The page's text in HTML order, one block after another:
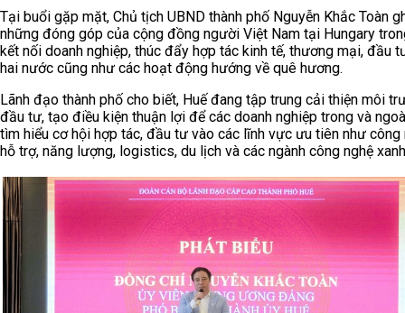
Tại buổi gặp mặt, Chủ tịch UBND thành phố Nguyễn Khắc Toàn
những đóng góp của cộng đồng người Việt Nam tại Hungary
kết nối doanh nghiệp, thúc đẩy hợp tác kinh tế, thương mại, đầu
hai nước cũng như các hoạt động hướng về quê hương.
Lãnh đạo thành phố cho biết, Huế đang tập trung cải thiện môi
đầu tư, tạo điều kiện thuận lợi để các doanh nghiệp trong và
tìm hiểu cơ hội hợp tác, đầu tư vào các lĩnh vực ưu tiên như công
hỗ trợ, năng lượng, logistics, du lịch và các ngành công nghệ